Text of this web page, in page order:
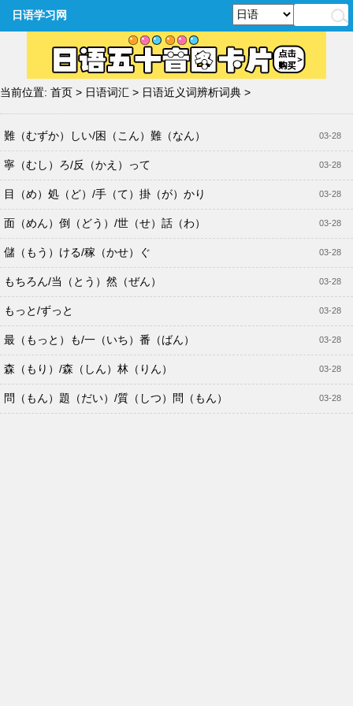
日语学习网
当前位置: 首页 > 日语词汇 > 日语近义词辨析词典 >
03-28
難（むずか）しい/困（こん）難（なん）
03-28
寧（むし）ろ/反（かえ）って
03-28
目（め）処（ど）/手（て）掛（が）かり
03-28
面（めん）倒（どう）/世（せ）話（わ）
03-28
儲（もう）ける/稼（かせ）ぐ
03-28
もちろん/当（とう）然（ぜん）
03-28
もっと/ずっと
03-28
最（もっと）も/一（いち）番（ばん）
03-28
森（もり）/森（しん）林（りん）
03-28
問（もん）題（だい）/質（しつ）問（もん）